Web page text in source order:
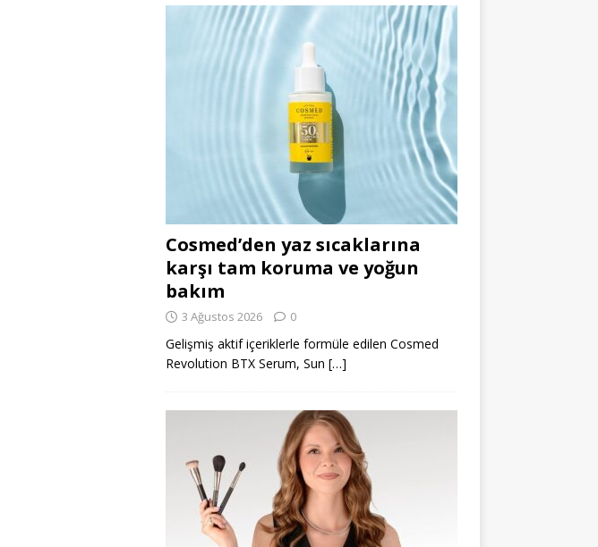
Cosmed’den yaz sıcaklarına
karşı tam koruma ve yoğun
bakım
3 Ağustos 2026 0
Gelişmiş aktif içeriklerle formüle edilen Cosmed
Revolution BTX Serum, Sun […]